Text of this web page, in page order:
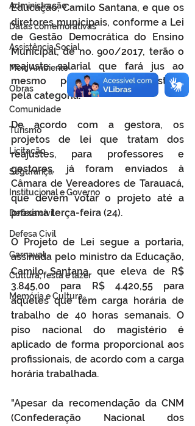
Administração
Datas comemorativas
Assistência Social
Meio Ambiente
Obras
Comunidade
Turismo
Licitação
Segurança
Institucional e Governo
Defesa cívil
Defesa Civil
Carnaval
Cultura, festa e lazer
Memória e Cultura
Educação, Camilo Santana, e que os
diretores municipais, conforme a Lei
de Gestão Democrática do Ensino
Municipal, de no. 900/2017, terão o
reajuste salarial que fará jus ao
mesmo percentual conquistado
pela categoria.
De acordo com a gestora, os
projetos de lei que tratam dos
reajustes, para professores e
gestores, já foram enviados à
Câmara de Vereadores de Tarauacá,
que devem votar o projeto até a
próxima terça-feira (24).
O Projeto de Lei segue a portaria,
assinada pelo ministro da Educação,
Camilo Santana, que eleva de R$
3.845,00 para R$ 4.420,55 para
aqueles que têm carga horária de
trabalho de 40 horas semanais. O
piso nacional do magistério é
aplicado de forma proporcional aos
profissionais, de acordo com a carga
horária trabalhada.
"Apesar da recomendação da CNM
(Confederação Nacional dos